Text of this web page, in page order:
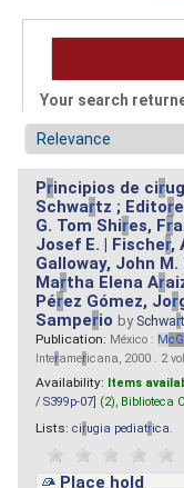
Your search
Principios de cir
Schwartz ; Editor
G. Tom Shires, Fr
Josef E. | Fischer,
Galloway, John M.
Martha Elena Ar
Pérez Gómez, Jor
Samperio by Schwar
Publication: México : McG
Interamericana, 2000 . 2
Availability: Items
/ S399p-07 ] (2), Biblioteca
Lists: cirugia pediatrica
Place hold